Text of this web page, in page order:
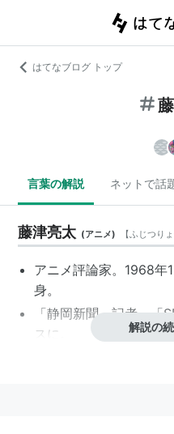
はてなブログ トップ
言葉の解説 ネットで話
藤津亮太 (アニメ) 【ふじつり
アニメ評論家。1968年
身。
「静岡新聞」記者、「
スに。
解説の